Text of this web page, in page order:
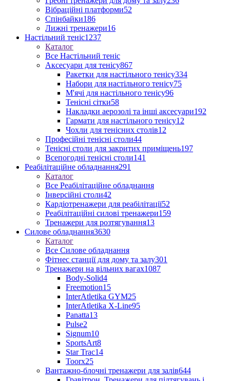
Вібраційні платформи52
Спінбайки186
Лижні тренажери16
Настільний теніс1237
Каталог
Все Настільний теніс
Аксесуари для тенісу867
Ракетки для настільного тенісу334
Набори для настільного тенісу75
М'ячі для настільного тенісу96
Тенісні сітки58
Накладки аерозолі та інші аксесуари192
Гармати для настільного тенісу12
Чохли для тенісних столів12
Професійні тенісні столи44
Тенісні столи для закритих приміщень197
Всепогодні тенісні столи141
Реабілітаційне обладнання291
Каталог
Все Реабілітаційне обладнання
Інверсійні столи42
Кардіотренажери для реабілітації52
Реабілітаційні силові тренажери159
Тренажери для розтягування13
Силове обладнання3630
Каталог
Все Силове обладнання
Фітнес станції для дому та залу301
Тренажери на вільних вагах1087
Body-Solid4
Freemotion15
InterAtletika GYM25
InterAtletika X-Line95
Panatta13
Pulse2
Signum10
SportsArt8
Star Trac14
Toorx25
Вантажно-блочні тренажери для залів644